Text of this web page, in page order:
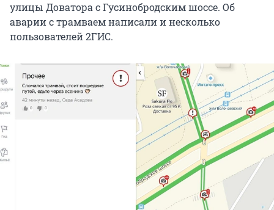
улицы Доватора с Гусинобродским шоссе. Об
аварии с трамваем написали и несколько
пользователей 2ГИС.